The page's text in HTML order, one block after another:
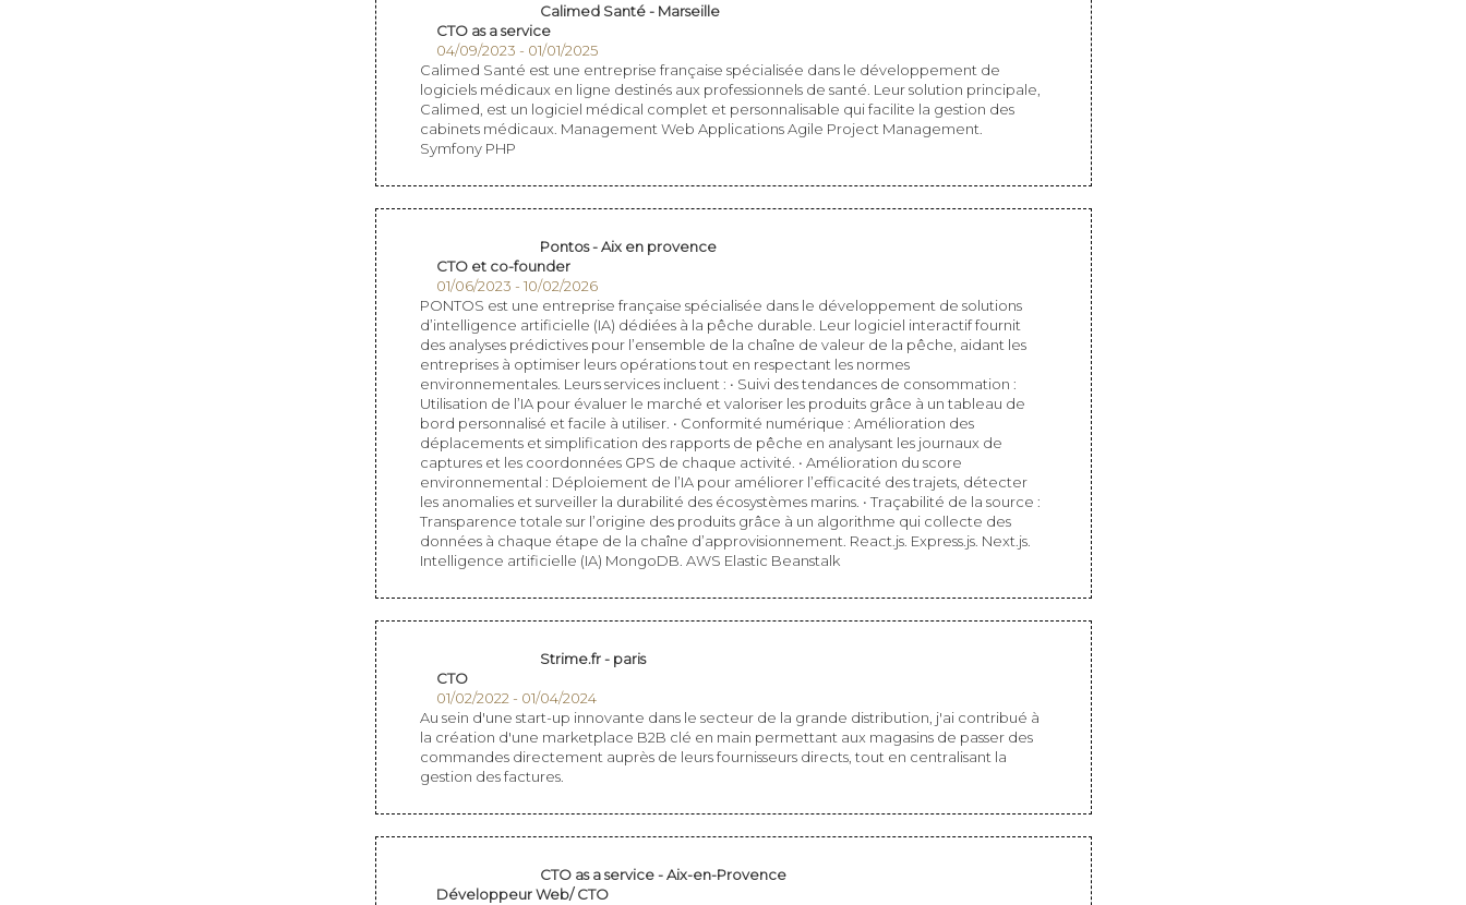
Calimed Santé - Marseille
CTO as a service
04/09/2023 - 01/01/2025
Calimed Santé est une entreprise française spécialisée dans le développement de
logiciels médicaux en ligne destinés aux professionnels de santé. Leur solution principale,
Calimed, est un logiciel médical complet et personnalisable qui facilite la gestion des
cabinets médicaux. Management Web Applications Agile Project Management.
Symfony PHP
Pontos - Aix en provence
CTO et co-founder
01/06/2023 - 10/02/2026
PONTOS est une entreprise française spécialisée dans le développement de solutions
d’intelligence artificielle (IA) dédiées à la pêche durable. Leur logiciel interactif fournit
des analyses prédictives pour l’ensemble de la chaîne de valeur de la pêche, aidant les
entreprises à optimiser leurs opérations tout en respectant les normes
environnementales. Leurs services incluent : • Suivi des tendances de consommation :
Utilisation de l’IA pour évaluer le marché et valoriser les produits grâce à un tableau de
bord personnalisé et facile à utiliser. • Conformité numérique : Amélioration des
déplacements et simplification des rapports de pêche en analysant les journaux de
captures et les coordonnées GPS de chaque activité. • Amélioration du score
environnemental : Déploiement de l’IA pour améliorer l’efficacité des trajets, détecter
les anomalies et surveiller la durabilité des écosystèmes marins. • Traçabilité de la source :
Transparence totale sur l’origine des produits grâce à un algorithme qui collecte des
données à chaque étape de la chaîne d’approvisionnement. React.js. Express.js. Next.js.
Intelligence artificielle (IA) MongoDB. AWS Elastic Beanstalk
Strime.fr - paris
CTO
01/02/2022 - 01/04/2024
Au sein d'une start-up innovante dans le secteur de la grande distribution, j'ai contribué à
la création d'une marketplace B2B clé en main permettant aux magasins de passer des
commandes directement auprès de leurs fournisseurs directs, tout en centralisant la
gestion des factures.
CTO as a service - Aix-en-Provence
Développeur Web/ CTO